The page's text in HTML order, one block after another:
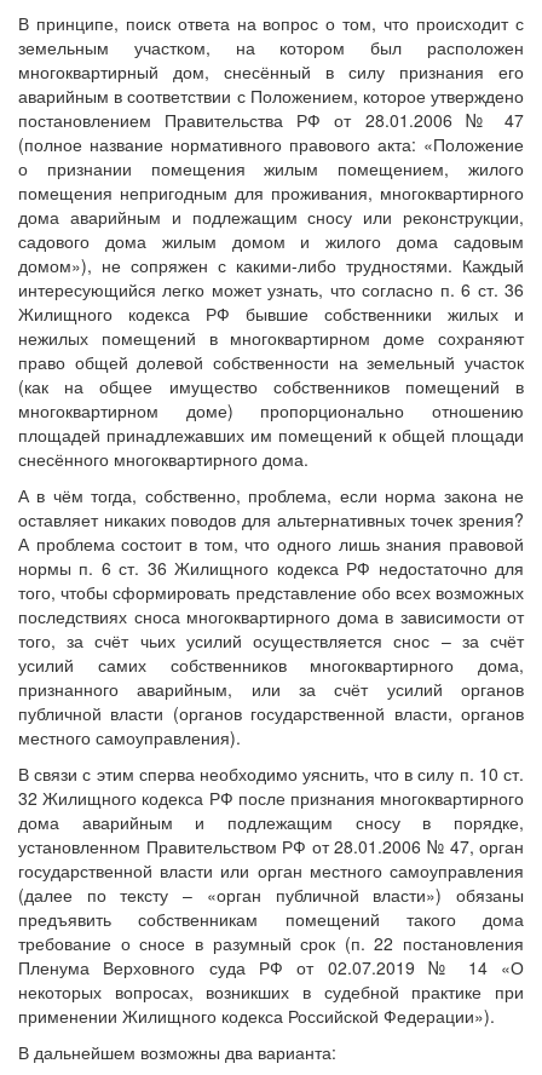
В принципе, поиск ответа на вопрос о том, что происходит с
земельным участком, на котором был расположен
многоквартирный дом, снесённый в силу признания его
аварийным в соответствии с Положением, которое утверждено
постановлением Правительства РФ от 28.01.2006 № 47
(полное название нормативного правового акта: «Положение
о признании помещения жилым помещением, жилого
помещения непригодным для проживания, многоквартирного
дома аварийным и подлежащим сносу или реконструкции,
садового дома жилым домом и жилого дома садовым
домом»), не сопряжен с какими-либо трудностями. Каждый
интересующийся легко может узнать, что согласно п. 6 ст. 36
Жилищного кодекса РФ бывшие собственники жилых и
нежилых помещений в многоквартирном доме сохраняют
право общей долевой собственности на земельный участок
(как на общее имущество собственников помещений в
многоквартирном доме) пропорционально отношению
площадей принадлежавших им помещений к общей площади
снесённого многоквартирного дома.
А в чём тогда, собственно, проблема, если норма закона не
оставляет никаких поводов для альтернативных точек зрения?
А проблема состоит в том, что одного лишь знания правовой
нормы п. 6 ст. 36 Жилищного кодекса РФ недостаточно для
того, чтобы сформировать представление обо всех возможных
последствиях сноса многоквартирного дома в зависимости от
того, за счёт чьих усилий осуществляется снос – за счёт
усилий самих собственников многоквартирного дома,
признанного аварийным, или за счёт усилий органов
публичной власти (органов государственной власти, органов
местного самоуправления).
В связи с этим сперва необходимо уяснить, что в силу п. 10 ст.
32 Жилищного кодекса РФ после признания многоквартирного
дома аварийным и подлежащим сносу в порядке,
установленном Правительством РФ от 28.01.2006 № 47, орган
государственной власти или орган местного самоуправления
(далее по тексту – «орган публичной власти») обязаны
предъявить собственникам помещений такого дома
требование о сносе в разумный срок (п. 22 постановления
Пленума Верховного суда РФ от 02.07.2019 № 14 «О
некоторых вопросах, возникших в судебной практике при
применении Жилищного кодекса Российской Федерации»).
В дальнейшем возможны два варианта: